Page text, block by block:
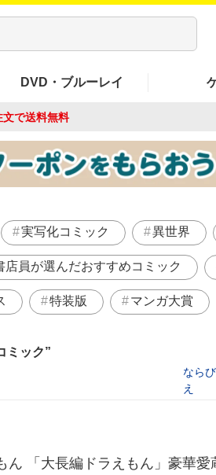
DVD・ブルーレイ
文で送料無料
実写化コミック 異世界
店員が選んだおすすめコミック
特装版 マンガ大賞
ミック
なら
え
ん 「大長編ドラえもん」豪華愛